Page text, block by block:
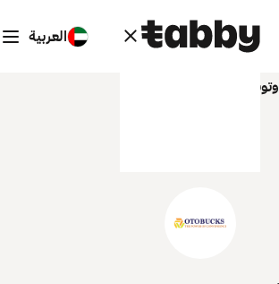
العربية
أوتوبوكس